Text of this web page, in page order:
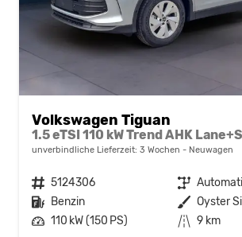
Volkswagen Tiguan
unverbindliche Lieferzeit: 3 Wochen Neuwagen
Fahrzeugnr. 5124306 Getriebe
Kraftstoff Benzin Außenfarbe Oyster
Leistung 110 kW (150 PS) Kilometerstand 9 km